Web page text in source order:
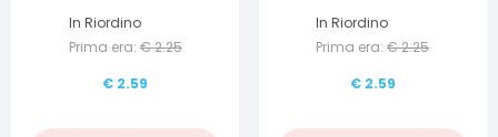
In Riordino
Prima era: €2.25
€ 2.59
In Riordino
Prima era: €2.25
€ 2.59